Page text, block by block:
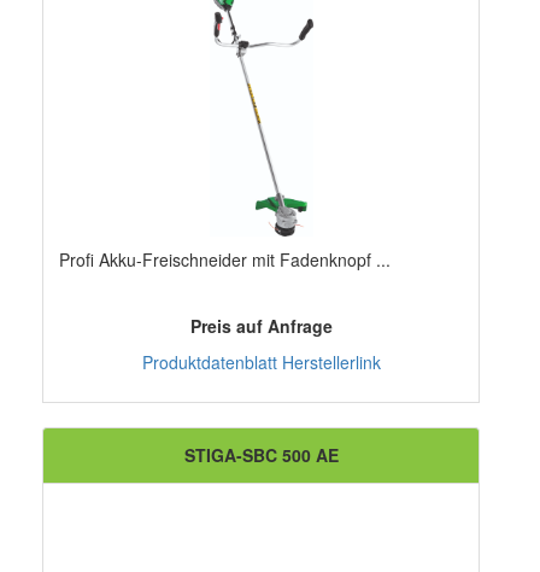
Profi Akku-Freischneider mit Fadenknopf ...
Preis auf Anfrage
Produktdatenblatt Herstellerlink
STIGA-SBC 500 AE